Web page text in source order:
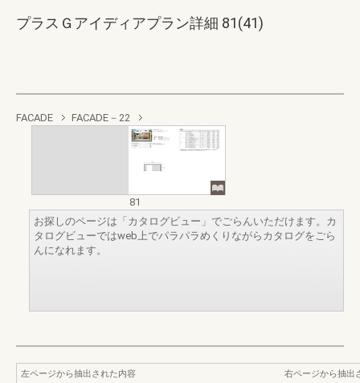
プラスＧアイディアプラン詳細 81(41)
FACADE FACADE－22
81
お探しのページは「カタログビュー」でごらんいただけます。カ
タログビューではweb上でパラパラめくりながらカタログをごら
んになれます。
左ページから抽出された内容
右ページから抽出